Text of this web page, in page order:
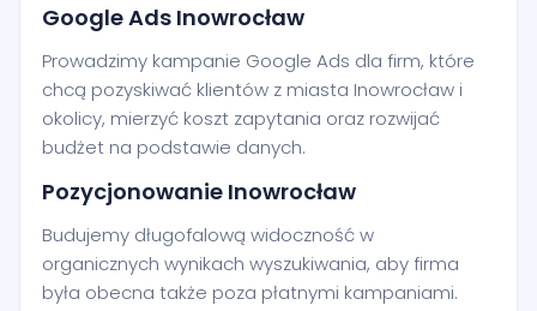
Google Ads Inowrocław
Prowadzimy kampanie Google Ads dla firm, które
chcą pozyskiwać klientów z miasta Inowrocław i
okolicy, mierzyć koszt zapytania oraz rozwijać
budżet na podstawie danych.
Pozycjonowanie Inowrocław
Budujemy długofalową widoczność w
organicznych wynikach wyszukiwania, aby firma
była obecna także poza płatnymi kampaniami.